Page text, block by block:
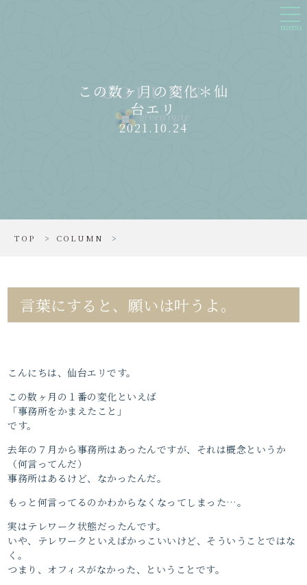
menu
この数ヶ月の変化＊仙
台エリ
2021.10.24
TOP > COLUMN >
言葉にすると、願いは叶うよ。
こんにちは、仙台エリです。
この数ヶ月の１番の変化といえば
「事務所をかまえたこと」
です。
去年の７月から事務所はあったんですが、それは概念というか
（何言ってんだ）
事務所はあるけど、なかったんだ。
もっと何言ってるのかわからなくなってしまった…。
実はテレワーク状態だったんです。
いや、テレワークといえばかっこいいけど、そういうことではな
く。
つまり、オフィスがなかった、ということです。